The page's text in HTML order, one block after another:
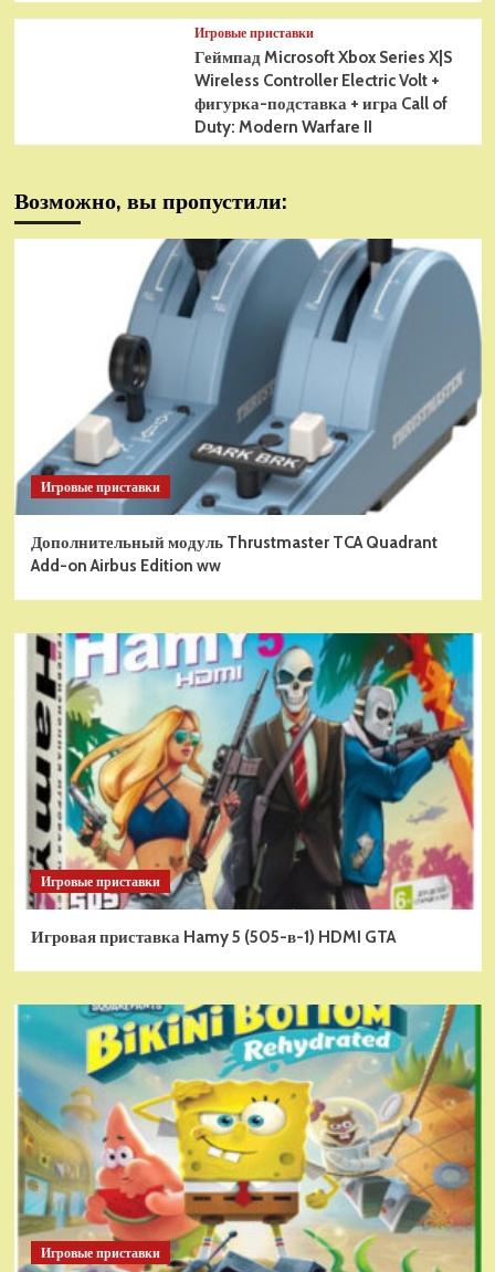
Игровые приставки
Геймпад Microsoft Xbox Series X|S
Wireless Controller Electric Volt +
фигурка-подставка + игра Call of
Duty: Modern Warfare II
Возможно, вы пропустили:
Игровые приставки
Дополнительный модуль Thrustmaster TCA Quadrant
Add-on Airbus Edition ww
Игровые приставки
Игровая приставка Hamy 5 (505-в-1) HDMI GTA
Игровые приставки